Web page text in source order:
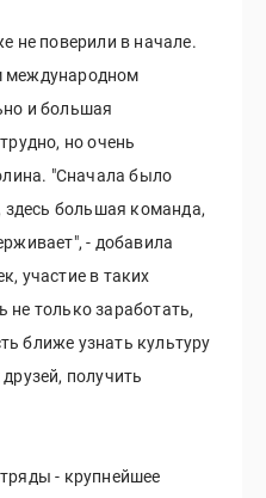
не поверили в начале.
международном
и большая
но очень
"Сначала было
здесь большая команда,
- добавила
участие в таких
не только заработать,
ближе узнать культуру
получить
- крупнейшее